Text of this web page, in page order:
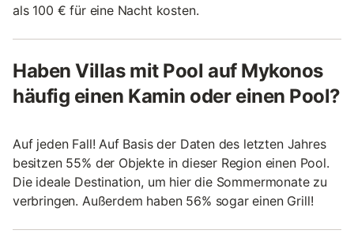
als 100 € für eine Nacht kosten.
Haben Villas mit Pool auf Mykonos
häufig einen Kamin oder einen Pool?
Auf jeden Fall! Auf Basis der Daten des letzten Jahres
besitzen 55% der Objekte in dieser Region einen Pool.
Die ideale Destination, um hier die Sommermonate zu
verbringen. Außerdem haben 56% sogar einen Grill!